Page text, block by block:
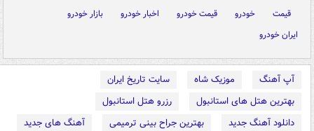
قیمت خودرو قیمت خودرو اخبار خودرو
بازار خودرو
ایران خودرو
آپ آهنگ موزیک شاه
سایت تاریخ ایران
بهترین هتل های استانبول
رزرو هتل استانبول
دانلود آهنگ جدید
بهترین جراح بینی ترمیمی
آهنگ های جدید